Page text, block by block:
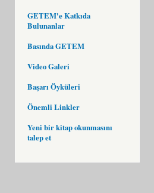
GETEM'e Katkıda
Bulunanlar
Basında GETEM
Video Galeri
Başarı Öyküleri
Önemli Linkler
Yeni bir kitap okunmasını
talep et